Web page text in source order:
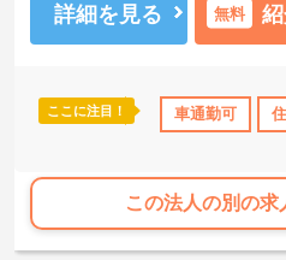
無資格OK 年間休日110日
たしますのでお気軽にご相談くださ
詳細を見る 無料
ここに注目！ 車通勤可
この法人の別の求